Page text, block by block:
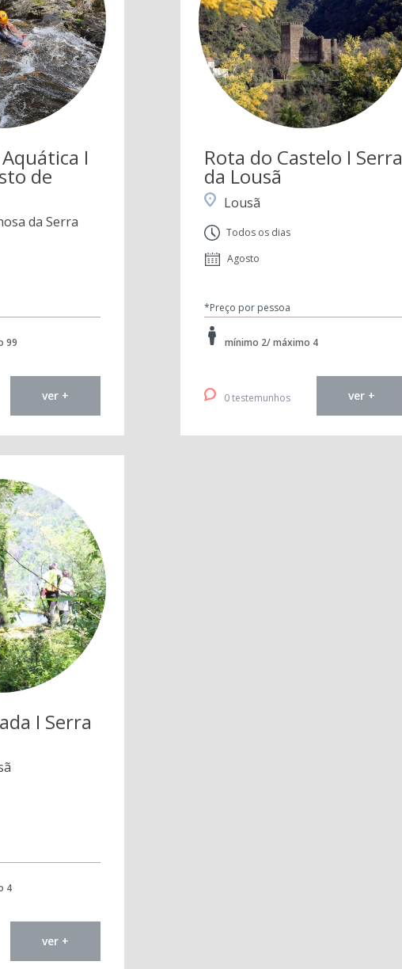
I
de
da Serra
99
ver +
Rota do Castelo I Serra
da Lousã
Lousã
Todos os dias
Agosto
*Preço por pessoa
mínimo 2/ máximo 4
0 testemunhos ver +
I Serra
4
ver +